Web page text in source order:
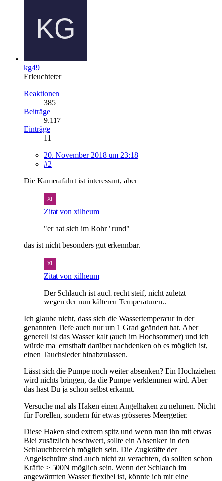
kg49
Erleuchteter
Reaktionen
385
Beiträge
9.117
Einträge
11
20. November 2018 um 23:18
#2
Die Kamerafahrt ist interessant, aber
Zitat von xilheum
"er hat sich im Rohr "rund"
das ist nicht besonders gut erkennbar.
Zitat von xilheum
Der Schlauch ist auch recht steif, nicht zuletzt
wegen der nun kälteren Temperaturen...
Ich glaube nicht, dass sich die Wassertemperatur in der
genannten Tiefe auch nur um 1 Grad geändert hat. Aber
generell ist das Wasser kalt (auch im Hochsommer) und ich
würde mal ernsthaft darüber nachdenken ob es möglich ist,
einen Tauchsieder hinabzulassen.
Lässt sich die Pumpe noch weiter absenken? Ein Hochziehen
wird nichts bringen, da die Pumpe verklemmen wird. Aber
das hast Du ja schon selbst erkannt.
Versuche mal als Haken einen Angelhaken zu nehmen. Nicht
für Forellen, sondern für etwas grösseres Meergetier.
Diese Haken sind extrem spitz und wenn man ihn mit etwas
Blei zusätzlich beschwert, sollte ein Absenken in den
Schlauchbereich möglich sein. Die Zugkräfte der
Angelschnüre sind auch nicht zu verachten, da sollten schon
Kräfte > 500N möglich sein. Wenn der Schlauch im
angewärmten Wasser flexibel ist, könnte ich mir eine